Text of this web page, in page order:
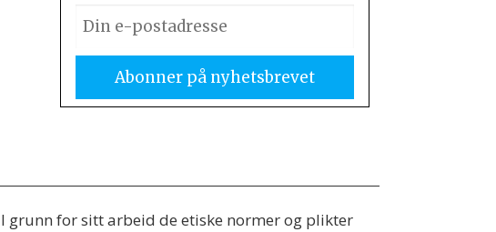
grunn for sitt arbeid de etiske normer og plikter